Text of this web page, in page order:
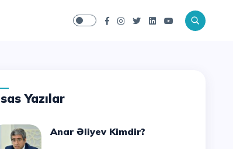
Əsas Yazılar
Anar Əliyev Kimdir?